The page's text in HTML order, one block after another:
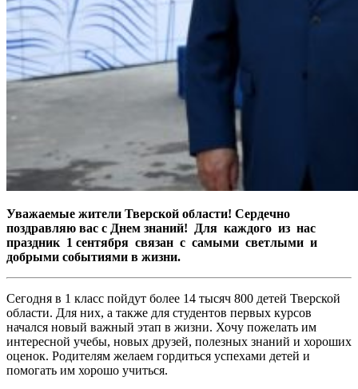
Уважаемые жители Тверской области! Сердечно
поздравляю вас с Днем знаний! Для каждого из нас
праздник 1 сентября связан с самыми светлыми и
добрыми событиями в жизни.
Сегодня в 1 класс пойдут более 14 тысяч 800 детей Тверской
области. Для них, а также для студентов первых курсов
начался новый важный этап в жизни. Хочу пожелать им
интересной учебы, новых друзей, полезных знаний и хороших
оценок. Родителям желаем гордиться успехами детей и
помогать им хорошо учиться.